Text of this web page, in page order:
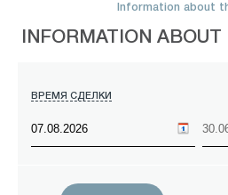
Information about
INFORMATION
ВРЕМЯ СДЕЛКИ